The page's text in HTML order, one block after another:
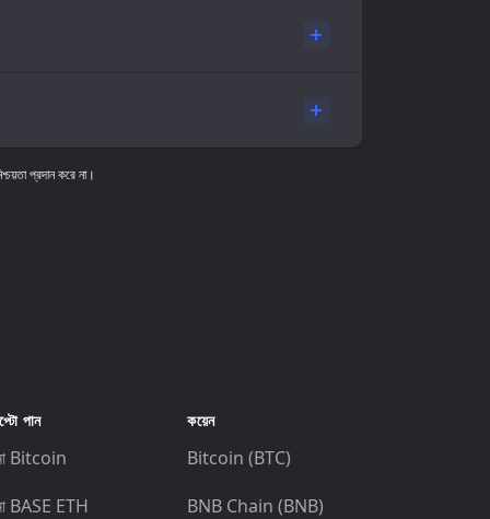
প্রদান করে না।
পান
Bitcoin
BASE ETH
কয়েন
Bitcoin (BTC)
BNB Chain (BNB)